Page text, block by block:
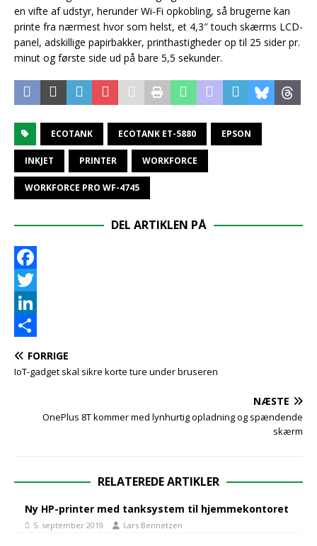
en vifte af udstyr, herunder Wi-Fi opkobling, så brugerne kan
printe fra nærmest hvor som helst, et 4,3″ touch skærms LCD-
panel, adskillige papirbakker, printhastigheder op til 25 sider pr.
minut og første side ud på bare 5,5 sekunder.
ECOTANK ECOTANK ET-5880 EPSON
INKJET PRINTER WORKFORCE
WORKFORCE PRO WF-4745
DEL ARTIKLEN PÅ
F
a
c
b
T
w
t
L
n
n
h
FORRIGE
IoT-gadget skal sikre korte ture under bruseren
NÆSTE
OnePlus 8T kommer med lynhurtig opladning og spændende
skærm
RELATEREDE ARTIKLER
Ny HP-printer med tanksystem til hjemmekontoret
5. september 2019 Lars Bennetzen